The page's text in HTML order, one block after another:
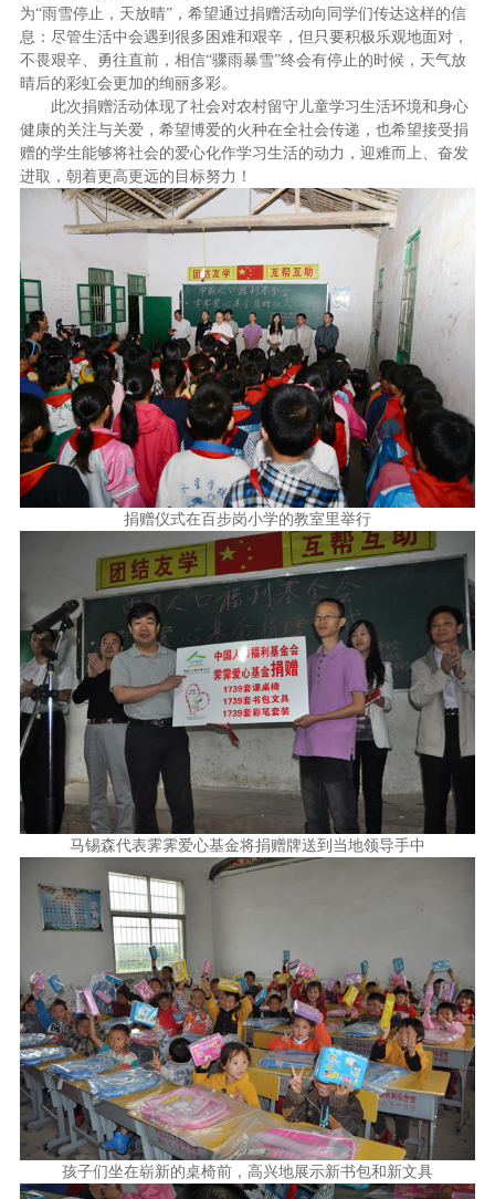
为“雨雪停止，天放晴”，希望通过捐赠活动向同学们传达这样的信
息：尽管生活中会遇到很多困难和艰辛，但只要积极乐观地面对，
不畏艰辛、勇往直前，相信“骤雨暴雪”终会有停止的时候，天气放
晴后的彩虹会更加的绚丽多彩。
此次捐赠活动体现了社会对农村留守儿童学习生活环境和身心
健康的关注与关爱，希望博爱的火种在全社会传递，也希望接受捐
赠的学生能够将社会的爱心化作学习生活的动力，迎难而上、奋发
进取，朝着更高更远的目标努力！
捐赠仪式在百步岗小学的教室里举行
马锡森代表霁霁爱心基金将捐赠牌送到当地领导手中
孩子们坐在崭新的桌椅前，高兴地展示新书包和新文具